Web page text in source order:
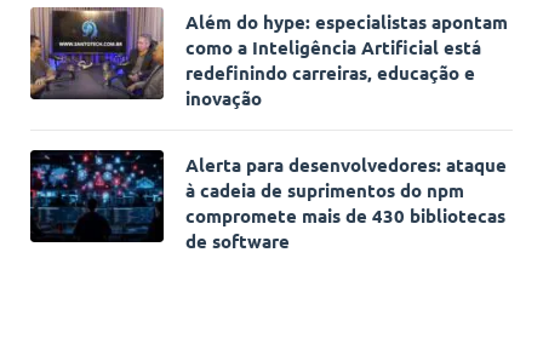
Além do hype: especialistas apontam
como a Inteligência Artificial está
redefinindo carreiras, educação e
inovação
Alerta para desenvolvedores: ataque
à cadeia de suprimentos do npm
compromete mais de 430 bibliotecas
de software